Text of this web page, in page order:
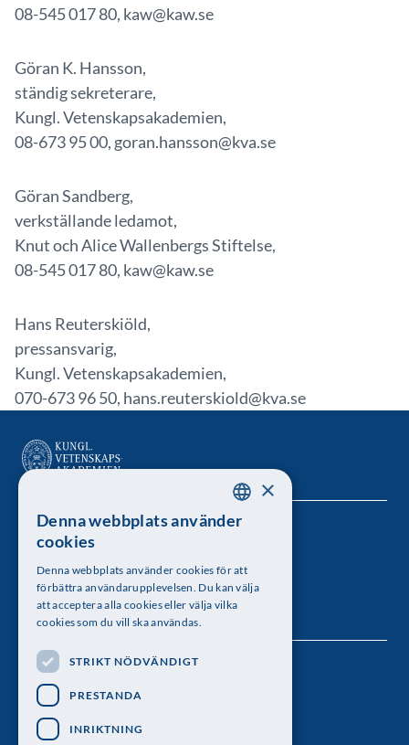
08-545 017 80, kaw@kaw.se
Göran K. Hansson,
ständig sekreterare,
Kungl. Vetenskapsakademien,
08-673 95 00, goran.hansson@kva.se
Göran Sandberg,
verkställande ledamot,
Knut och Alice Wallenbergs Stiftelse,
08-545 017 80, kaw@kaw.se
Hans Reuterskiöld,
pressansvarig,
Kungl. Vetenskapsakademien,
070-673 96 50, hans.reuterskiold@kva.se
Kungl. Vetenskapsakademien
Besöksadress: Lilla Frescativägen 4A
Telefon: 08-673 95 00
Följ oss
SWEDISH
×
Denna webbplats använder
cookies
Denna webbplats använder cookies för att
förbättra användarupplevelsen. Du kan välja
att acceptera alla cookies eller välja vilka
cookies som du vill ska användas.
STRIKT NÖDVÄNDIGT
PRESTANDA
INRIKTNING